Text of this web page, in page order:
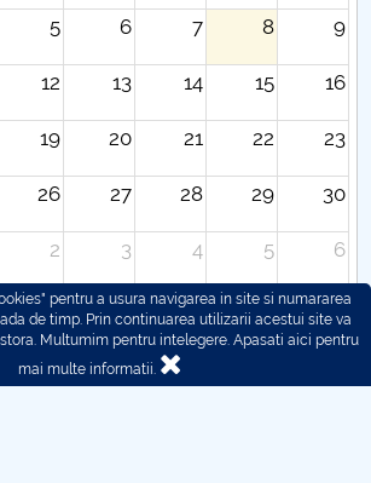
5 6 7 8 9
12 13 14 15 16
19 20 21 22 23
26 27 28 29 30
2 3 4 5 6
pentru a usura navigarea in site si numararea
de timp. Prin continuarea utilizarii acestui site va
Multumim pentru intelegere. Apasati aici pentru
mai multe informatii.